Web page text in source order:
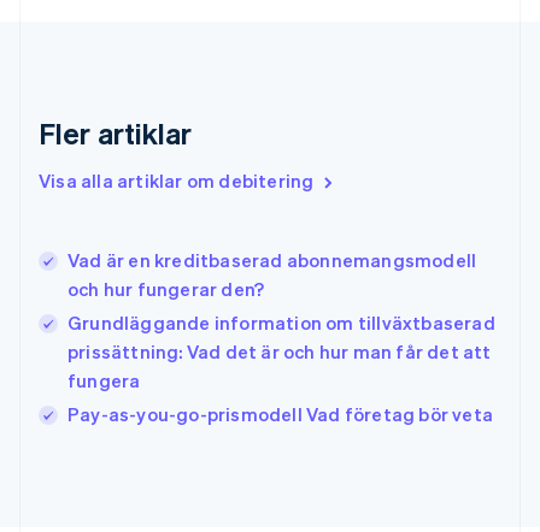
Fler artiklar
Visa alla artiklar om debitering
Vad är en kreditbaserad abonnemangsmodell
och hur fungerar den?
Grundläggande information om tillväxtbaserad
prissättning: Vad det är och hur man får det att
fungera
Pay-as-you-go-prismodell Vad företag bör veta
简体中文
Indien
Irland
Italiano English
Japan
日本語 English
English Français
Kroatien
EnglishItaliano